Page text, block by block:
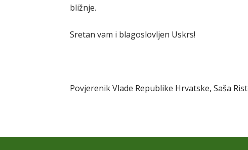
bližnje.
Sretan vam i blagoslovljen Uskrs!
Povjerenik Vlade Republike Hrvatske, Saša